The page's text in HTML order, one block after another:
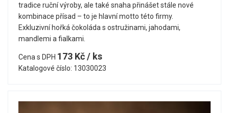
tradice ruční výroby, ale také snaha přinášet stále nové
kombinace přísad – to je hlavní motto této firmy.
Exkluzivní hořká čokoláda s ostružinami, jahodami,
mandlemi a fialkami.
Cena s DPH 173 Kč / ks
Katalogové číslo: 13030023